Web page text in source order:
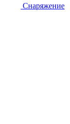
Снаряжение